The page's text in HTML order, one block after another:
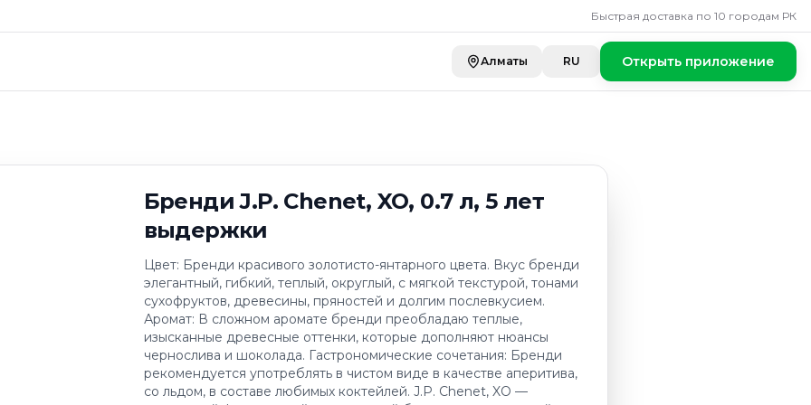
Быстрая доставка по 10 городам РК
Алматы RU Открыть приложение
Бренди J.P. Chenet, XO, 0.7 л, 5 лет
выдержки
Цвет: Бренди красивого золотисто-янтарного цвета. Вкус бренди
элегантный, гибкий, теплый, округлый, с мягкой текстурой, тонами
сухофруктов, древесины, пряностей и долгим послевкусием.
Аромат: В сложном аромате бренди преобладаю теплые,
изысканные древесные оттенки, которые дополняют нюансы
чернослива и шоколада. Гастрономические сочетания: Бренди
рекомендуется употреблять в чистом виде в качестве аперитива,
со льдом, в составе любимых коктейлей. J.P. Chenet, XO —
Chenet, XO, 0.7 л, 5 лет выдержки